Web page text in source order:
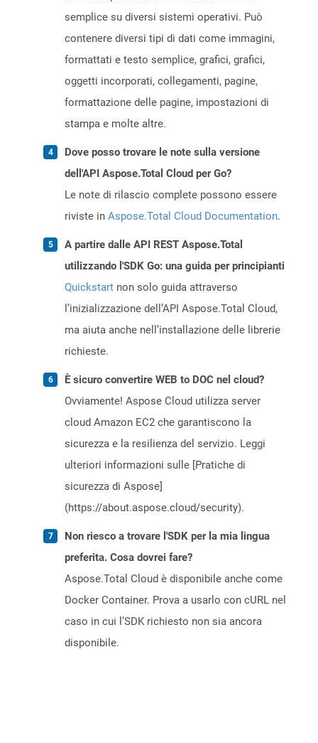
semplice su diversi sistemi operativi. Può
contenere diversi tipi di dati come immagini,
formattati e testo semplice, grafici, grafici,
oggetti incorporati, collegamenti, pagine,
formattazione delle pagine, impostazioni di
stampa e molte altre.
Dove posso trovare le note sulla versione
dell'API Aspose.Total Cloud per Go?
Le note di rilascio complete possono essere
riviste in Aspose.Total Cloud Documentation.
A partire dalle API REST Aspose.Total
utilizzando l'SDK Go: una guida per principianti
Quickstart non solo guida attraverso
l’inizializzazione dell’API Aspose.Total Cloud,
ma aiuta anche nell’installazione delle librerie
richieste.
È sicuro convertire WEB to DOC nel cloud?
Ovviamente! Aspose Cloud utilizza server
cloud Amazon EC2 che garantiscono la
sicurezza e la resilienza del servizio. Leggi
ulteriori informazioni sulle [Pratiche di
sicurezza di Aspose]
(https://about.aspose.cloud/security).
Non riesco a trovare l'SDK per la mia lingua
preferita. Cosa dovrei fare?
Aspose.Total Cloud è disponibile anche come
Docker Container. Prova a usarlo con cURL nel
caso in cui l’SDK richiesto non sia ancora
disponibile.